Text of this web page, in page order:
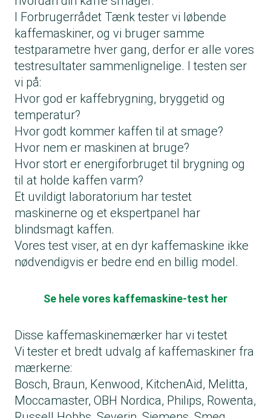
I Forbrugerrådet Tænk tester vi løbende
kaffemaskiner, og vi bruger samme
testparametre hver gang, derfor er alle vores
testresultater sammenlignelige. I testen ser
vi på:
Hvor god er kaffebrygning, bryggetid og
temperatur?
Hvor godt kommer kaffen til at smage?
Hvor nem er maskinen at bruge?
Hvor stort er energiforbruget til brygning og
til at holde kaffen varm?
Et uvildigt laboratorium har testet
maskinerne og et ekspertpanel har
blindsmagt kaffen.
Vores test viser, at en dyr kaffemaskine ikke
nødvendigvis er bedre end en billig model.
Se hele vores kaffemaskine-test her
Disse kaffemaskinemærker har vi testet
Vi tester et bredt udvalg af kaffemaskiner fra
mærkerne:
Bosch, Braun, Kenwood, KitchenAid, Melitta,
Moccamaster, OBH Nordica, Philips, Rowenta,